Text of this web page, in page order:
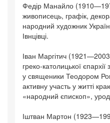
Федір Манайло
живописець, графік,
народний художник
Івнцівці.
Іван Маргітич
греко-католицької
у священики Теодором
активну участь у житті
«народний єпископ»,
Іштван Мартон